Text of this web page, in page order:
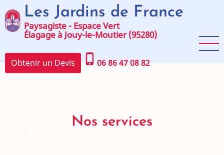
au
contenu
Les Jardins de France
Paysagiste - Espace Vert
Élagage à Jouy-le-Moutier (95280)
Obtenir un Devis phone_iphone 06 86 47 08 82
Nos services